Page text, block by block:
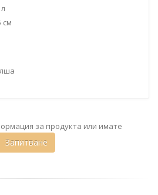
см
за продукта или имате
Запитване